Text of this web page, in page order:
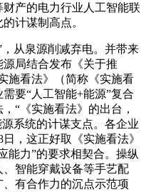
产的电力行业人工智能联
计谋制高点。
从泉源削减弃电。并带来
局结合发布《关于推
施看法》（简称《实施看
要“人工智能+能源”复合
“《实施看法》的出台，
系统的计谋支点。各企业
，这正好取《实施看法》
能力”的要求相契合。操纵
智能穿戴设备等手艺配
有合作力的沉点示范项